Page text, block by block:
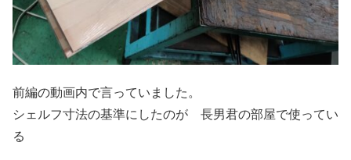
前編の動画内で言っていました。
シェルフ寸法の基準にしたのが 長男君の部屋で使ってい
る